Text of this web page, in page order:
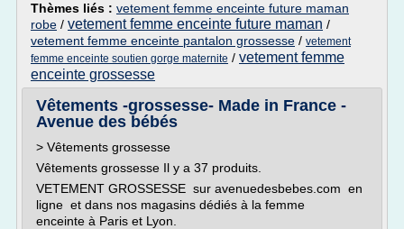
Thèmes liés : vetement femme enceinte future maman
robe / vetement femme enceinte future maman /
vetement femme enceinte pantalon grossesse / vetement
femme enceinte soutien gorge maternite / vetement femme
enceinte grossesse
Vêtements -grossesse- Made in France -
Avenue des bébés
> Vêtements grossesse
Vêtements grossesse Il y a 37 produits.
VETEMENT GROSSESSE sur avenuedesbebes.com en
ligne et dans nos magasins dédiés à la femme
enceinte à Paris et Lyon.